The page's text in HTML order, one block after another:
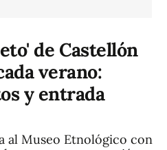
de Castellón
verano:
y entrada
al Museo Etnológico con